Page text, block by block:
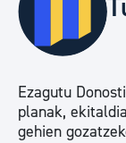
Ezagutu
planak,
gehien